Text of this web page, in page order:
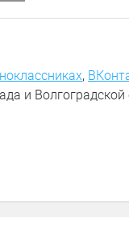
,
и Волгоградской